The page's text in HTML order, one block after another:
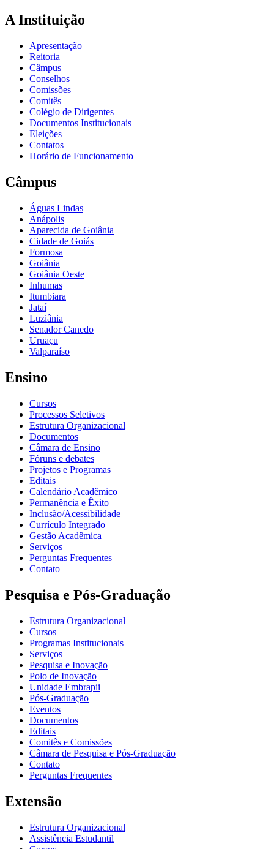
A Instituição
Apresentação
Reitoria
Câmpus
Conselhos
Comissões
Comitês
Colégio de Dirigentes
Documentos Institucionais
Eleições
Contatos
Horário de Funcionamento
Câmpus
Águas Lindas
Anápolis
Aparecida de Goiânia
Cidade de Goiás
Formosa
Goiânia
Goiânia Oeste
Inhumas
Itumbiara
Jataí
Luziânia
Senador Canedo
Uruaçu
Valparaíso
Ensino
Cursos
Processos Seletivos
Estrutura Organizacional
Documentos
Câmara de Ensino
Fóruns e debates
Projetos e Programas
Editais
Calendário Acadêmico
Permanência e Êxito
Inclusão/Acessibilidade
Currículo Integrado
Gestão Acadêmica
Serviços
Perguntas Frequentes
Contato
Pesquisa e Pós-Graduação
Estrutura Organizacional
Cursos
Programas Institucionais
Serviços
Pesquisa e Inovação
Polo de Inovação
Unidade Embrapii
Pós-Graduação
Eventos
Documentos
Editais
Comitês e Comissões
Câmara de Pesquisa e Pós-Graduação
Contato
Perguntas Frequentes
Extensão
Estrutura Organizacional
Assistência Estudantil